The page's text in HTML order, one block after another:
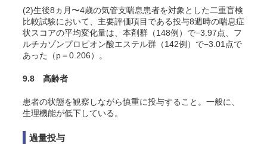
(2)生後8ヵ月〜4歳の気管支喘息患者を対象とした二重盲検
比較試験において、主要評価項目である投与8週時の喘息症
状スコアの平均変化量は、本剤群（148例）で−3.97点、フ
ルチカゾンプロピオン酸エステル群（142例）で−3.01点で
あった（p＝0.206）。
9.8 高齢者
患者の状態を観察しながら慎重に投与すること。一般に、
生理機能が低下している。
過量投与